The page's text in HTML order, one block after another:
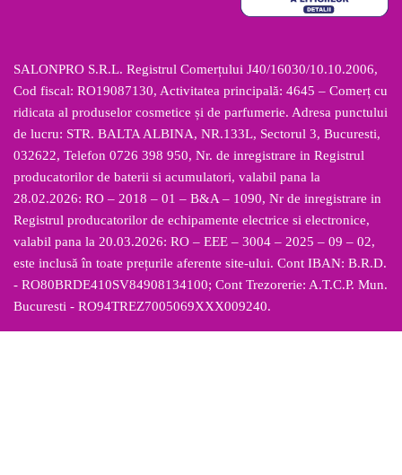
SALONPRO S.R.L. Registrul Comerțului J40/16030/10.10.2006,
Cod fiscal: RO19087130, Activitatea principală: 4645 – Comerț cu
ridicata al produselor cosmetice și de parfumerie. Adresa punctului
de lucru: STR. BALTA ALBINA, NR.133L, Sectorul 3, Bucuresti,
032622, Telefon 0726 398 950, Nr. de inregistrare in Registrul
producatorilor de baterii si acumulatori, valabil pana la
28.02.2026: RO – 2018 – 01 – B&A – 1090, Nr de inregistrare in
Registrul producatorilor de echipamente electrice si electronice,
valabil pana la 20.03.2026: RO – EEE – 3004 – 2025 – 09 – 02,
este inclusă în toate prețurile aferente site-ului. Cont IBAN: B.R.D.
- RO80BRDE410SV84908134100; Cont Trezorerie: A.T.C.P. Mun.
Bucuresti - RO94TREZ7005069XXX009240.